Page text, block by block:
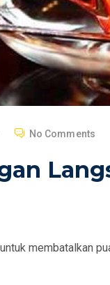
No Comments
membatalkan